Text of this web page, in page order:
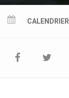
CALENDRIER